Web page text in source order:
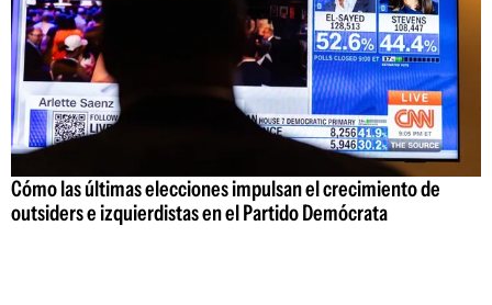
Cómo las últimas elecciones impulsan el crecimiento de
outsiders e izquierdistas en el Partido Demócrata